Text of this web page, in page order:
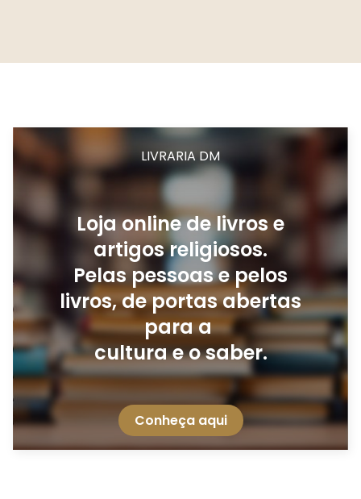
LIVRARIA DM
Loja online de livros e
artigos religiosos.
Pelas pessoas e pelos
livros, de portas abertas
para a
cultura e o saber.
Conheça aqui